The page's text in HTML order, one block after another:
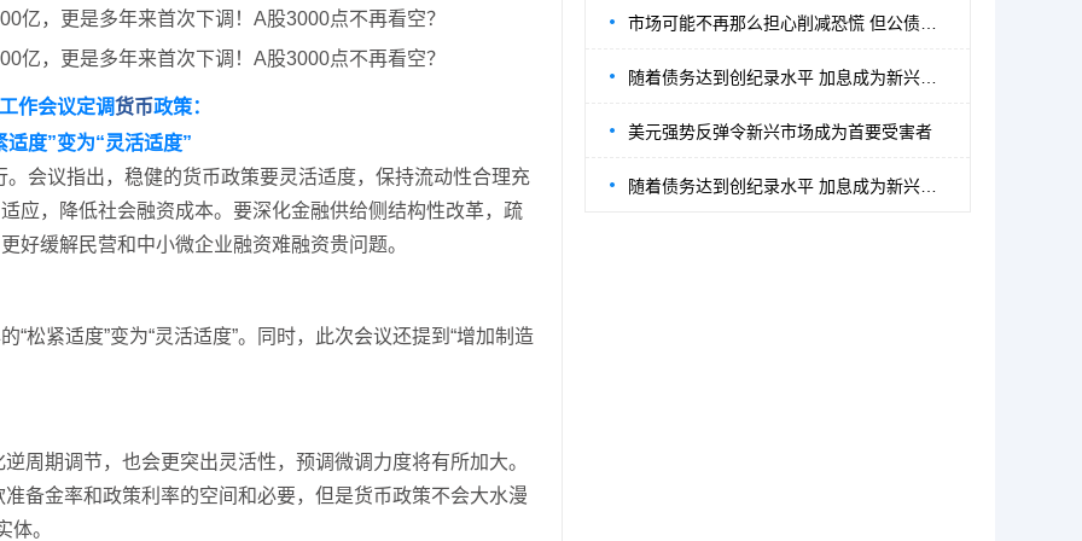
作会议定调货币政策：
适度”变为“灵活适度”
会议指出，稳健的货币政策要灵活适度，保持流动性合理充
应，降低社会融资成本。要深化金融供给侧结构性改革，疏
好缓解民营和中小微企业融资难融资贵问题。
松紧适度”变为“灵活适度”。同时，此次会议还提到“增加制造
周期调节，也会更突出灵活性，预调微调力度将有所加大。
备金率和政策利率的空间和必要，但是货币政策不会大水漫
体。
美元强势反弹令新兴市场成为首要受害者